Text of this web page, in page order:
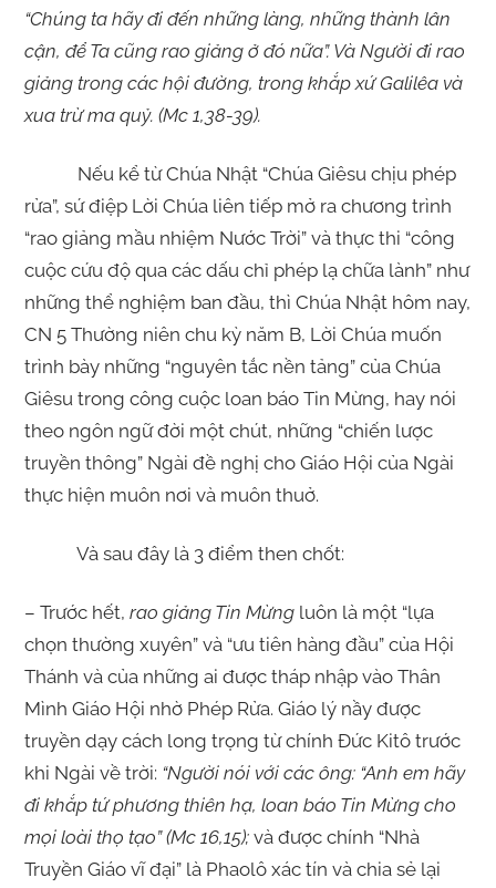
“Chúng ta hãy đi đến những làng, những thành lân
cận, để Ta cũng rao giảng ở đó nữa”. Và Người đi rao
giảng trong các hội đường, trong khắp xứ Galilêa và
xua trừ ma quỷ. (Mc 1,38-39).
Nếu kể từ Chúa Nhật “Chúa Giêsu chịu phép
rửa”, sứ điệp Lời Chúa liên tiếp mở ra chương trình
“rao giảng mầu nhiệm Nước Trời” và thực thi “công
cuộc cứu độ qua các dấu chỉ phép lạ chữa lành” như
những thể nghiệm ban đầu, thì Chúa Nhật hôm nay,
CN 5 Thường niên chu kỳ năm B, Lời Chúa muốn
trình bày những “nguyên tắc nền tảng” của Chúa
Giêsu trong công cuộc loan báo Tin Mừng, hay nói
theo ngôn ngữ đời một chút, những “chiến lược
truyền thông” Ngài đề nghị cho Giáo Hội của Ngài
thực hiện muôn nơi và muôn thuở.
Và sau đây là 3 điểm then chốt:
– Trước hết, rao giảng Tin Mừngluôn là một “lựa
chọn thường xuyên” và “ưu tiên hàng đầu” của Hội
Thánh và của những ai được tháp nhập vào Thân
Mình Giáo Hội nhờ Phép Rửa. Giáo lý nầy được
truyền dạy cách long trọng từ chính Đức Kitô trước
khi Ngài về trời: “Người nói với các ông: “Anh em hãy
đi khắp tứ phương thiên hạ, loan báo Tin Mừng cho
mọi loài thọ tạo” (Mc 16,15); và được chính “Nhà
Truyền Giáo vĩ đại” là Phaolô xác tín và chia sẻ lại